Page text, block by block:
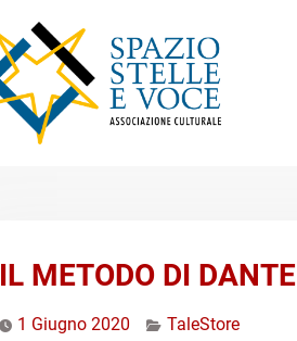
IL METODO DI DANTE
1 Giugno 2020 TaleStore